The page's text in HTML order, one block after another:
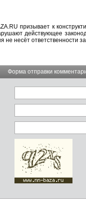
призывает к
действующее
не несёт ответственности
Форма отправки